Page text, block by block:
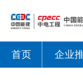
首页 企业